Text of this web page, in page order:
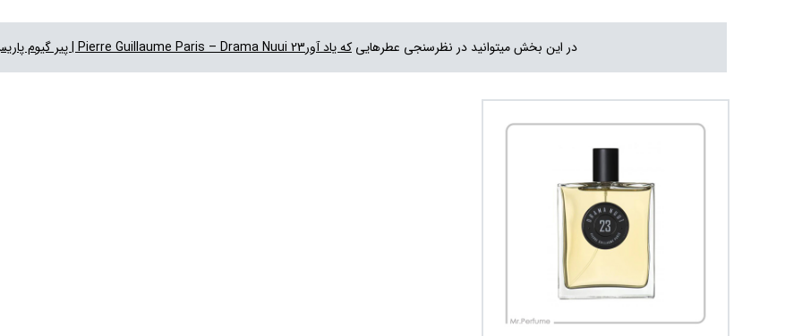
در این بخش میتوانید در نظرسنجی عطرهایی که یاد آورPierre Guillaume Paris – Drama Nuui 23 | پیر گیوم پاریس دراما نویی 23